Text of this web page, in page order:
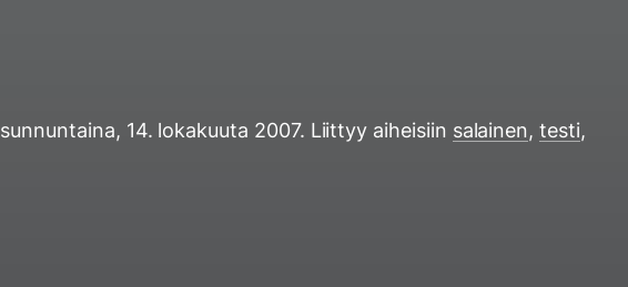
sunnuntaina, 14. lokakuuta 2007. Liittyy aiheisiin salainen,testi,